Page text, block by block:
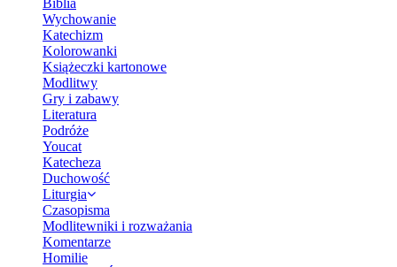
Biblia
Wychowanie
Katechizm
Kolorowanki
Książeczki kartonowe
Modlitwy
Gry i zabawy
Literatura
Podróże
Youcat
Katecheza
Duchowość
Liturgia
Czasopisma
Modlitewniki i rozważania
Komentarze
Homilie